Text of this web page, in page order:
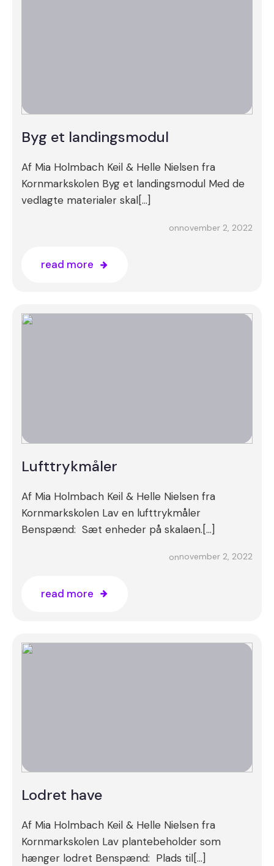
Byg et landingsmodul
Af Mia Holmbach Keil & Helle Nielsen fra
Kornmarkskolen Byg et landingsmodul Med de
vedlagte materialer skal[…]
onnovember 2, 2022
read more
Lufttrykmåler
Af Mia Holmbach Keil & Helle Nielsen fra
Kornmarkskolen Lav en lufttrykmåler
Benspænd: Sæt enheder på skalaen.[…]
onnovember 2, 2022
read more
Lodret have
Af Mia Holmbach Keil & Helle Nielsen fra
Kornmarkskolen Lav plantebeholder som
hænger lodret Benspænd: Plads til[…]